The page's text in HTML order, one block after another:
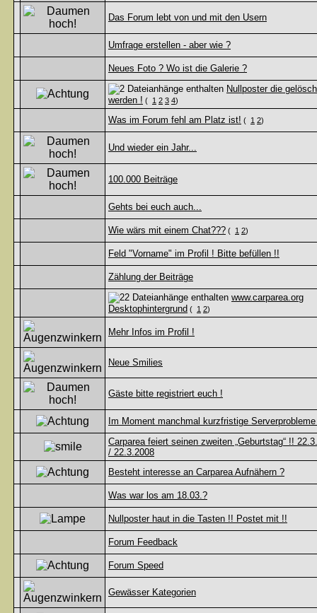
Das Forum lebt von und mit den Usern
Umfrage erstellen - aber wie ?
Neues Foto ? Wo ist die Galerie ?
Nullposter die
werden ! ( 1 2 3 4)
Was im Forum fehl am Platz ist! ( 1 2)
Und wieder ein Jahr...
100.000 Beiträge
Gehts bei euch auch...
Wie wärs mit einem Chat??? ( 1 2)
Feld "Vorname" im Profil ! Bitte befüllen !!
Zählung der Beiträge
www.carparea.org
Desktophintergrund ( 1 2)
Mehr Infos im Profil !
Neue Smilies
Gäste bitte registriert euch !
Im Moment manchmal kurzfristige
Carparea feiert seinen zweiten „Geburtstag“ !!
/ 22.3.2008
Besteht interesse an Carparea Aufnähern ?
Was war los am 18.03.?
Nullposter haut in die Tasten !! Postet mit !!
Forum Feedback
Forum Speed
Gewässer Kategorien